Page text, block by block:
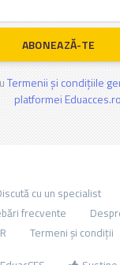
ABONEAZĂ-TE
Termenii și condițiile
platformei
cu un specialist
frecvente
Termeni și condiții